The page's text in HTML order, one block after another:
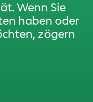
Wenn Sie
haben oder
zögern